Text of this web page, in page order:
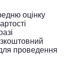
оцінку
проведення